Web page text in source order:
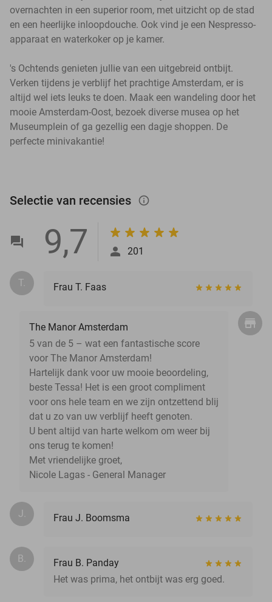
overnachten in een superior room, met uitzicht op de stad
en een heerlijke inloopdouche. Ook vind je een Nespresso-
apparaat en waterkoker op je kamer.
's Ochtends genieten jullie van een uitgebreid ontbijt.
Verken tijdens je verblijf het prachtige Amsterdam, er is
altijd wel iets leuks te doen. Maak een wandeling door het
mooie Amsterdam-Oost, bezoek diverse musea op het
Museumplein of ga gezellig een dagje shoppen. De
perfecte minivakantie!
Selectie van recensies info_outlined
9,7 201
T. Frau T. Faas
The Manor Amsterdam
5 van de 5 – wat een fantastische score
voor The Manor Amsterdam!
Hartelijk dank voor uw mooie beoordeling,
beste Tessa! Het is een groot compliment
voor ons hele team en we zijn ontzettend blij
dat u zo van uw verblijf heeft genoten.
U bent altijd van harte welkom om weer bij
ons terug te komen!
Met vriendelijke groet,
Nicole Lagas - General Manager
J. Frau J. Boomsma
B.
Frau B. Panday
Het was prima, het ontbijt was erg goed.